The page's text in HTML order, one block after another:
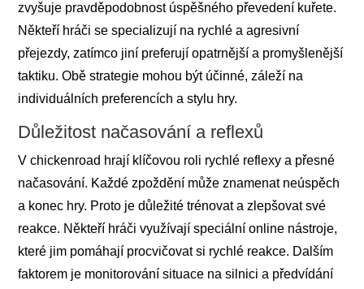
zvyšuje pravděpodobnost úspěšného převedení kuřete.
Někteří hráči se specializují na rychlé a agresivní
přejezdy, zatímco jiní preferují opatrnější a promyšlenější
taktiku. Obě strategie mohou být účinné, záleží na
individuálních preferencích a stylu hry.
Důležitost načasování a reflexů
V chickenroad hrají klíčovou roli rychlé reflexy a přesné
načasování. Každé zpoždění může znamenat neúspěch
a konec hry. Proto je důležité trénovat a zlepšovat své
reakce. Někteří hráči využívají speciální online nástroje,
které jim pomáhají procvičovat si rychlé reakce. Dalším
faktorem je monitorování situace na silnici a předvídání